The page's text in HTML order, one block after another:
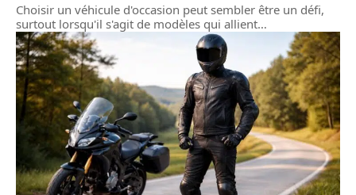
Choisir un véhicule d'occasion peut sembler être un défi,
surtout lorsqu'il s'agit de modèles qui allient…